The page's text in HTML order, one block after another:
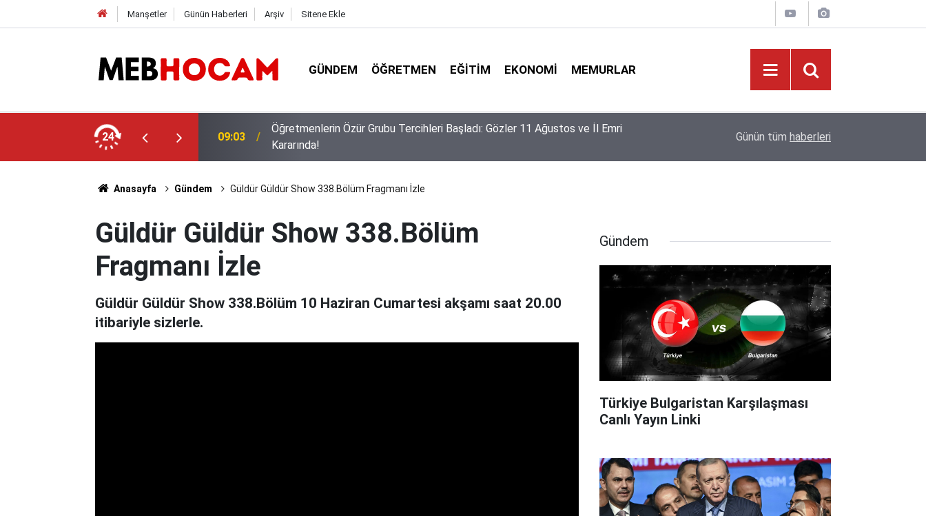
Manşetler Günün Haberleri Arşiv Sitene Ekle
GÜNDEM ÖĞRETMEN EĞITIM EKONOMI MEMURLAR
24
Başladı: Gözler 11 Ağustos ve İl Emri
23:02 Ağustos Ayında Ek Gelir Fırsatı: MEB E-Sınav Görevli Ücretleri Belli Oldu! Türk Eğitim-Sen’den Liyakat ve Öğretmen
Günün tüm haberleri
Anasayfa Gündem Güldür Güldür Show 338.Bölüm Fragmanı İzle
Güldür Güldür Show 338.Bölüm
Fragmanı İzle
Güldür Güldür Show 338.Bölüm 10 Haziran Cumartesi akşamı saat 20.00
itibariyle sizlerle.
Gündem
Türkiye Bulgaristan Karşılaşması
Canlı Yayın Linki